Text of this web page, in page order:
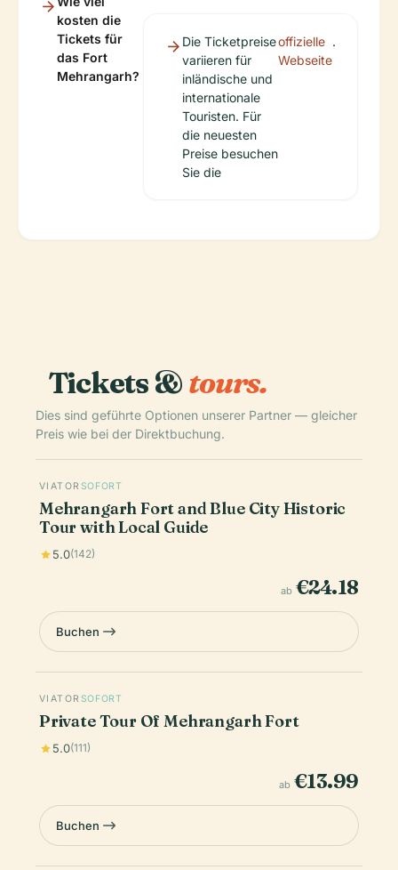
kosten die
Tickets für
das Fort
Mehrangarh?
Die Ticketpreise
variieren für
inländische und
internationale
Touristen. Für
die neuesten
Preise besuchen
Sie die
offizielle
Webseite
.
Tickets &tours.
Dies sind geführte Optionen unserer Partner — gleicher
Preis wie bei der Direktbuchung.
VIATOR SOFORT
Mehrangarh Fort and Blue City Historic
Tour with Local Guide
5.0(142)
ab €24.18
Buchen
VIATOR SOFORT
Private Tour Of Mehrangarh Fort
5.0(111)
ab €13.99
Buchen